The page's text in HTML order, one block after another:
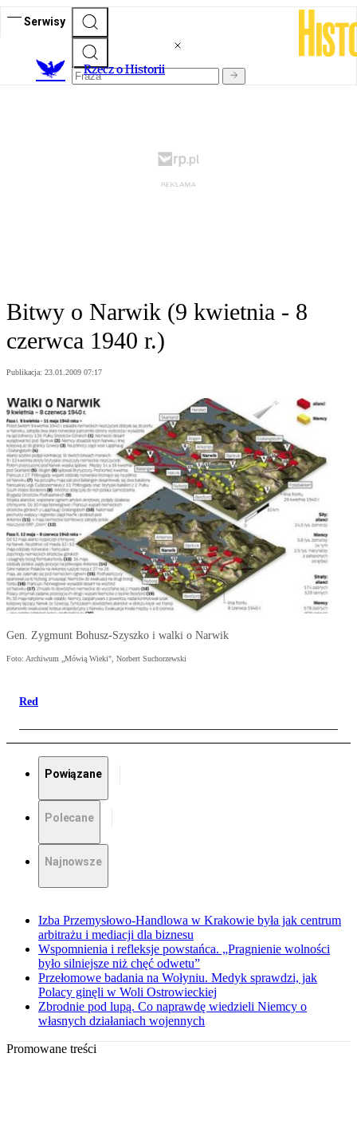
Serwisy
Rzecz o Historii
Bitwy o Narwik (9 kwietnia - 8
czerwca 1940 r.)
Publikacja: 23.01.2009 07:17
Gen. Zygmunt Bohusz-Szyszko i walki o Narwik
Foto: Archiwum „Mówią Wieki", Norbert Suchorzewski
Red
Powiązane
Polecane
Najnowsze
Izba Przemysłowo-Handlowa w Krakowie była jak centrum
arbitrażu i mediacji dla biznesu
Wspomnienia i refleksje powstańca. „Pragnienie wolności
było silniejsze niż chęć odwetu”
Przełomowe badania na Wołyniu. Medyk sprawdzi, jak
Polacy ginęli w Woli Ostrowieckiej
Zbrodnie pod lupą. Co naprawdę wiedzieli Niemcy o
własnych działaniach wojennych
Promowane treści